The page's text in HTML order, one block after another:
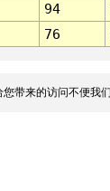
94
76
带来的访问不便我